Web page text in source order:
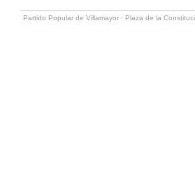
Partido Popular de Villamayor · Plaza de la